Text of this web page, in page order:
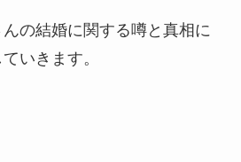
の結婚に関する噂と真相に
いきます。